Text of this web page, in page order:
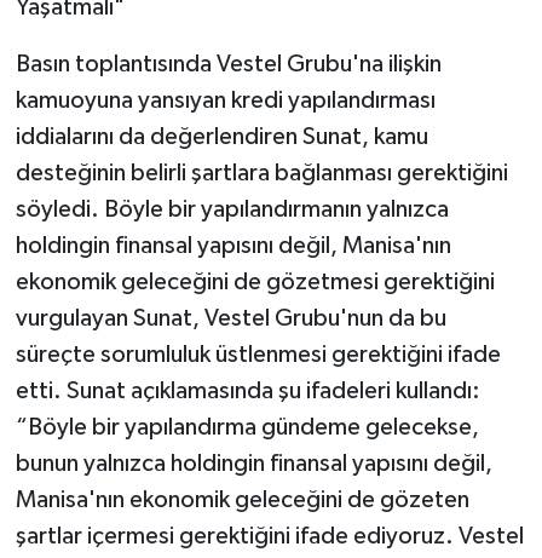
Yaşatmalı"
Basın toplantısında Vestel Grubu'na ilişkin
kamuoyuna yansıyan kredi yapılandırması
iddialarını da değerlendiren Sunat, kamu
desteğinin belirli şartlara bağlanması gerektiğini
söyledi. Böyle bir yapılandırmanın yalnızca
holdingin finansal yapısını değil, Manisa'nın
ekonomik geleceğini de gözetmesi gerektiğini
vurgulayan Sunat, Vestel Grubu'nun da bu
süreçte sorumluluk üstlenmesi gerektiğini ifade
etti. Sunat açıklamasında şu ifadeleri kullandı:
“Böyle bir yapılandırma gündeme gelecekse,
bunun yalnızca holdingin finansal yapısını değil,
Manisa'nın ekonomik geleceğini de gözeten
şartlar içermesi gerektiğini ifade ediyoruz. Vestel